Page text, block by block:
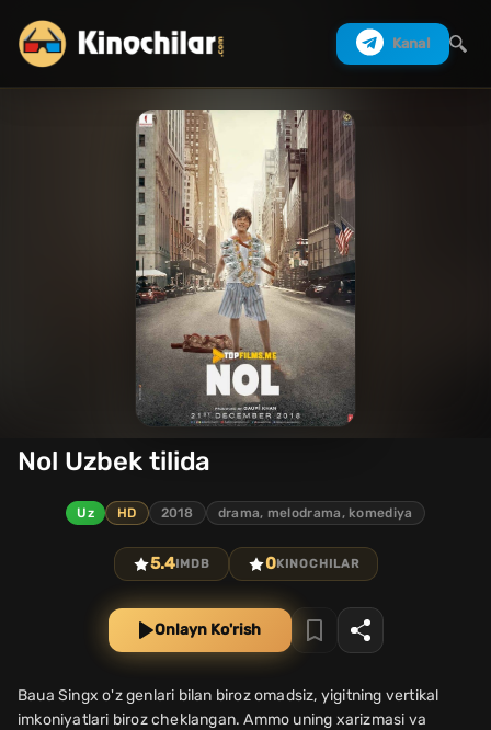
Kanal
Nol Uzbek tilida
Uz HD 2018 drama, melodrama, komediya
5.4IMDB 0KINOCHILAR
Onlayn Ko'rish
Baua Singx o'z genlari bilan biroz omadsiz, yigitning vertikal
imkoniyatlari biroz cheklangan. Ammo uning xarizmasi va